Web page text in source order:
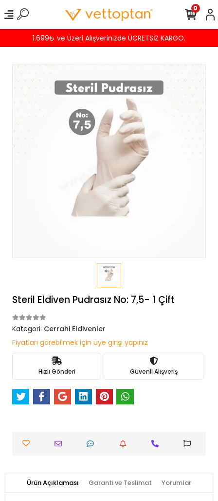
1.699₺ ve Üzeri Alışverinizde ÜCRETSİZ KARGO.
0
Steril Eldiven Pudrasız No: 7,5- 1 Çift
Kategori: Cerrahi Eldivenler
Fiyatları görebilmek için üye girişi yapınız
Hızlı Gönderi Güvenli Alışveriş
Ürün Açıklaması Garanti ve Teslimat Yorumlar